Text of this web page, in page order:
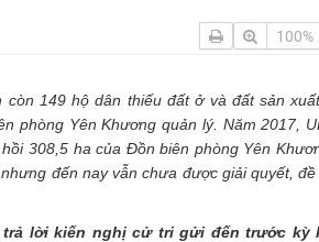
100%
149 hộ dân thiếu đất ở và đất sản
phòng Yên Khương quản lý. Năm 2017,
308,5 ha của Đồn biên phòng Yên
đến nay vẫn chưa được giải quyết,
trả lời kiến nghị cử tri gửi đến trước kỳ